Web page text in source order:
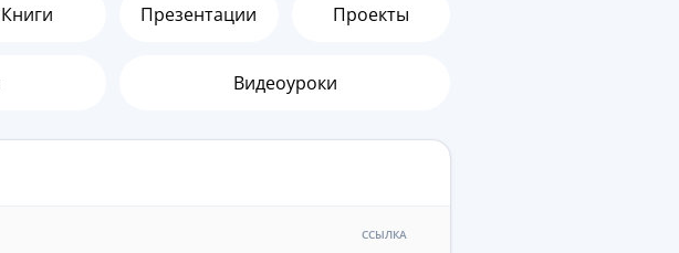
Книги Презентации Проекты
Видеоуроки
ССЫЛКА